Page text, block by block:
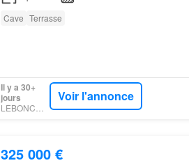
Cave Terrasse
Il y a 30+
jours
LEBONCOIN
Voir l'annonce
325 000 €